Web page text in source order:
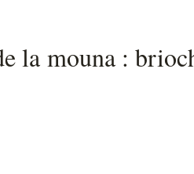
la mouna :